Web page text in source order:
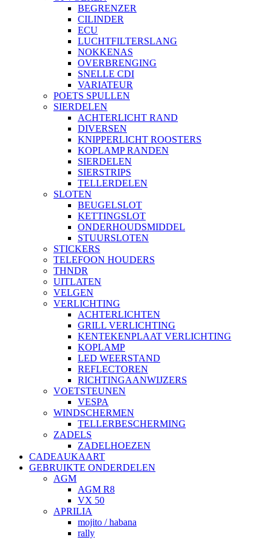
BEGRENZER
CILINDER
ECU
LUCHTFILTERSLANG
NOKKENAS
OVERBRENGING
SNELLE CDI
VARIATEUR
POETS SPULLEN
SIERDELEN
ACHTERLICHT RAND
DIVERSEN
KNIPPERLICHT ROOSTERS
KOPLAMP RANDEN
SIERDELEN
SIERSTRIPS
TELLERDELEN
SLOTEN
BEUGELSLOT
KETTINGSLOT
ONDERHOUDSMIDDEL
STUURSLOTEN
STICKERS
TELEFOON HOUDERS
THNDR
UITLATEN
VELGEN
VERLICHTING
ACHTERLICHTEN
GRILL VERLICHTING
KENTEKENPLAAT VERLICHTING
KOPLAMP
LED WEERSTAND
REFLECTOREN
RICHTINGAANWIJZERS
VOETSTEUNEN
VESPA
WINDSCHERMEN
TELLERBESCHERMING
ZADELS
ZADELHOEZEN
CADEAUKAART
GEBRUIKTE ONDERDELEN
AGM
AGM R8
VX 50
APRILIA
mojito / habana
rally